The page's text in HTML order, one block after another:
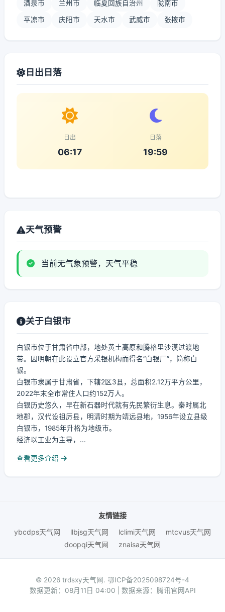
酒泉市 兰州市 临夏回族自治州 陇南市
平凉市 庆阳市 天水市 武威市 张掖市
日出日落
日出
06:17
日落
19:59
天气预警
当前无气象预警，天气平稳
关于白银市
白银市位于甘肃省中部，地处黄土高原和腾格里沙漠过渡地
带。因明朝在此设立官方采银机构而得名“白银厂”，简称白
银。
白银市隶属于甘肃省，下辖2区3县，总面积2.12万平方公里，
2022年末全市常住人口约152万人。
白银历史悠久，早在新石器时代就有先民繁衍生息。秦时属北
地郡，汉代设祖厉县，明清时期为靖远县地，1956年设立县级
白银市，1985年升格为地级市。
经济以工业为主导，...
查看更多介绍
友情链接
ybcdps天气网
llbjsg天气网 lclimi天气网
mtcvus天气网
doopqi天气网
znaisa天气网
© 2026 trdsxy天气网. 鄂ICP备2025098724号-4
数据更新：08月11日 04:00 | 数据来源：腾讯官网API